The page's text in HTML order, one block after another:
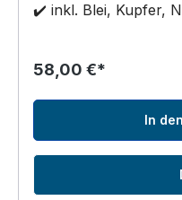
✔️ inkl. Blei, Kupfer,
58,00 €*
In